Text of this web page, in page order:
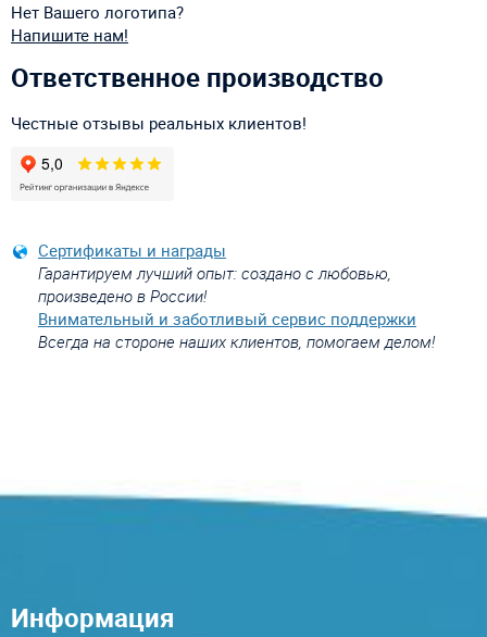
Нет Вашего логотипа?
Напишите нам!
Ответственное производство
Честные отзывы реальных клиентов!
Сертификаты и награды
Гарантируем лучший опыт: создано с любовью,
произведено в России!
Внимательный и заботливый сервис поддержки
Всегда на стороне наших клиентов, помогаем делом!
Информация